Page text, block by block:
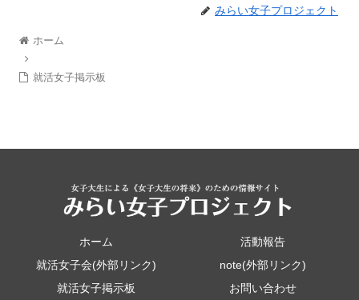
みらい女子プロジェクト
ホーム
就活女子掲示板
ホーム
活動報告
就活女子会(外部リンク)
note(外部リンク)
就活女子掲示板
お問い合わせ